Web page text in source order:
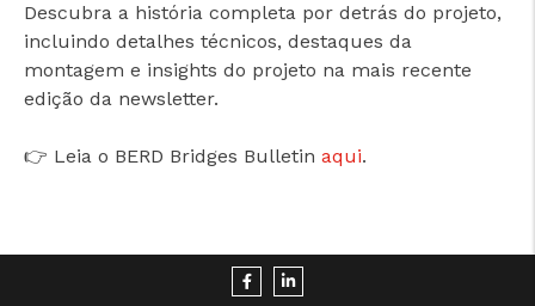
Descubra a história completa por detrás do projeto,
incluindo detalhes técnicos, destaques da
montagem e insights do projeto na mais recente
edição da newsletter.
👉 Leia o BERD Bridges Bulletin aqui.